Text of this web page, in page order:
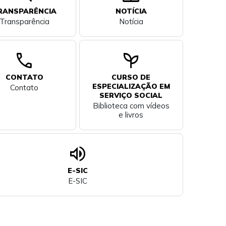
NOTÍCIA
Notícia
call
CONTATO
Contato
psychiatry
CURSO DE
ESPECIALIZAÇÃO EM
SERVIÇO SOCIAL
Biblioteca com vídeos
e livros
volume_up
E-SIC
E-SIC